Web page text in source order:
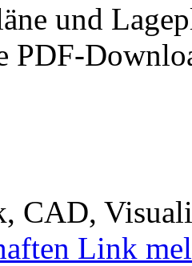
und
PDF-
CAD,
Link